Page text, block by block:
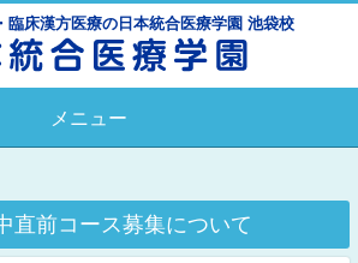
臨床漢方医療の日本統合医療学園 池袋校
メニュー
直前コース募集について